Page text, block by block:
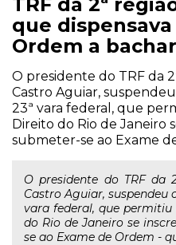
que
Ordem a
O presidente do TRF da
Castro Aguiar,
23ª vara federal, que
Direito do Rio de Janeiro
submeter-se ao Exame
O presidente do TRF da
Castro Aguiar, suspendeu
vara federal, que
do Rio de Janeiro se
se ao Exame de Ordem -